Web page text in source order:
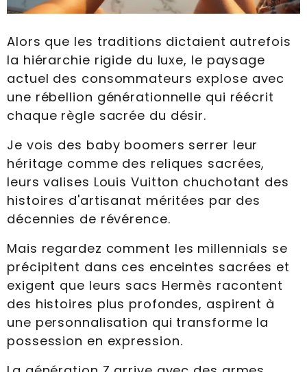
Alors que les traditions dictaient autrefois
la hiérarchie rigide du luxe, le paysage
actuel des consommateurs explose avec
une rébellion générationnelle qui réécrit
chaque règle sacrée du désir.
Je vois des baby boomers serrer leur
héritage comme des reliques sacrées,
leurs valises Louis Vuitton chuchotant des
histoires d'artisanat méritées par des
décennies de révérence.
Mais regardez comment les millennials se
précipitent dans ces enceintes sacrées et
exigent que leurs sacs Hermès racontent
des histoires plus profondes, aspirent à
une personnalisation qui transforme la
possession en expression.